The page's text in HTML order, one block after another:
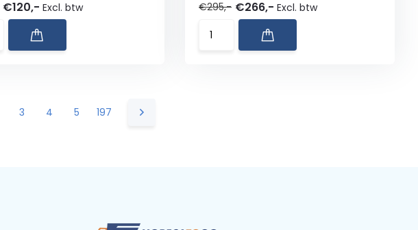
€120,- Excl. btw
€295,- €266,-Excl. btw
3 4 5 197